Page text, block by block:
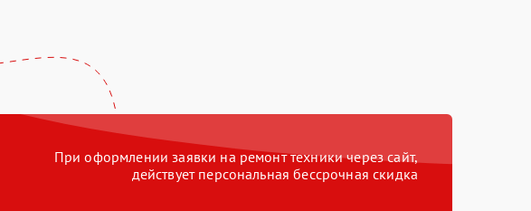
При оформлении заявки на ремонт техники через сайт,
действует персональная бессрочная скидка